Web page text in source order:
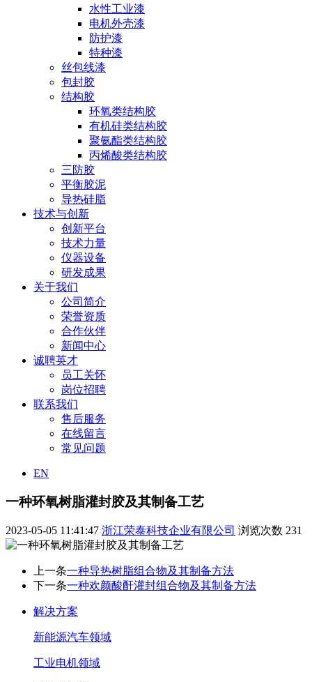
水性工业漆
电机外壳漆
防护漆
特种漆
丝包线漆
包封胶
结构胶
环氧类结构胶
有机硅类结构胶
聚氨酯类结构胶
丙烯酸类结构胶
三防胶
平衡胶泥
导热硅脂
技术与创新
创新平台
技术力量
仪器设备
研发成果
关于我们
公司简介
荣誉资质
合作伙伴
新闻中心
诚聘英才
员工关怀
岗位招聘
联系我们
售后服务
在线留言
常见问题
EN
一种环氧树脂灌封胶及其制备工艺
2023-05-05 11:41:47 浙江荣泰科技企业有限公司 浏览次数 231
上一条一种导热树脂组合物及其制备方法
下一条一种欢颜酸酐灌封组合物及其制备方法
解决方案
新能源汽车领域
工业电机领域